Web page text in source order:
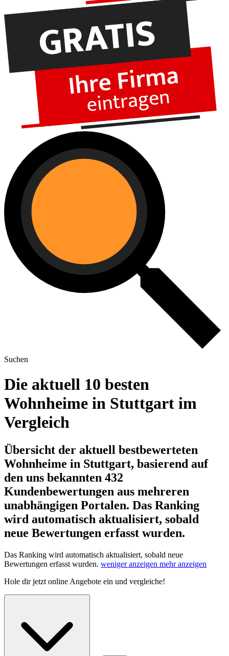
Suchen
Die aktuell 10 besten
Wohnheime in Stuttgart im
Vergleich
Übersicht der aktuell bestbewerteten
Wohnheime in Stuttgart, basierend auf
den uns bekannten 432
Kundenbewertungen aus mehreren
unabhängigen Portalen. Das Ranking
wird automatisch aktualisiert, sobald
neue Bewertungen erfasst wurden.
Das Ranking wird automatisch aktualisiert, sobald neue
Bewertungen erfasst wurden. weniger anzeigen mehr anzeigen
Hole dirjetzt online Angebote ein und vergleiche!